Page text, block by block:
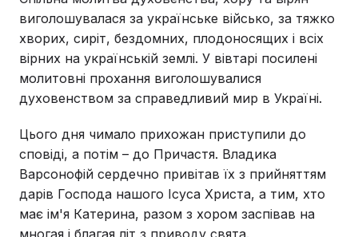
виголошувалася за українське військо, за тяжко
хворих, сиріт, бездомних, плодоносящих і всіх
вірних на українській землі. У вівтарі посилені
молитовні прохання виголошувалися
духовенством за справедливий мир в Україні.
Цього дня чимало прихожан приступили до
сповіді, а потім – до Причастя. Владика
Варсонофій сердечно привітав їх з прийняттям
дарів Господа нашого Ісуса Христа, а тим, хто
має ім'я Катерина, разом з хором заспівав на